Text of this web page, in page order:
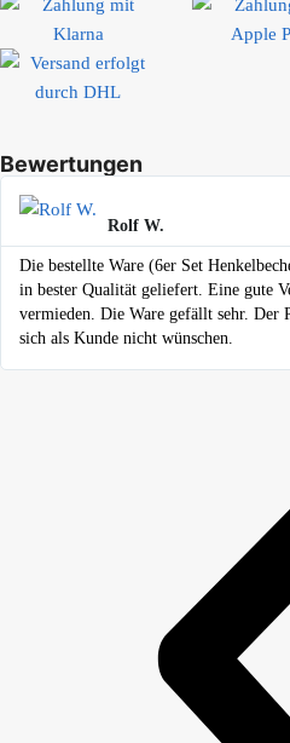
Bewertungen
Rolf W.
Die bestellte Ware (6er Set
in bester Qualität geliefert. Eine gute
vermieden. Die Ware gefällt sehr. Der
sich als Kunde nicht wünschen.